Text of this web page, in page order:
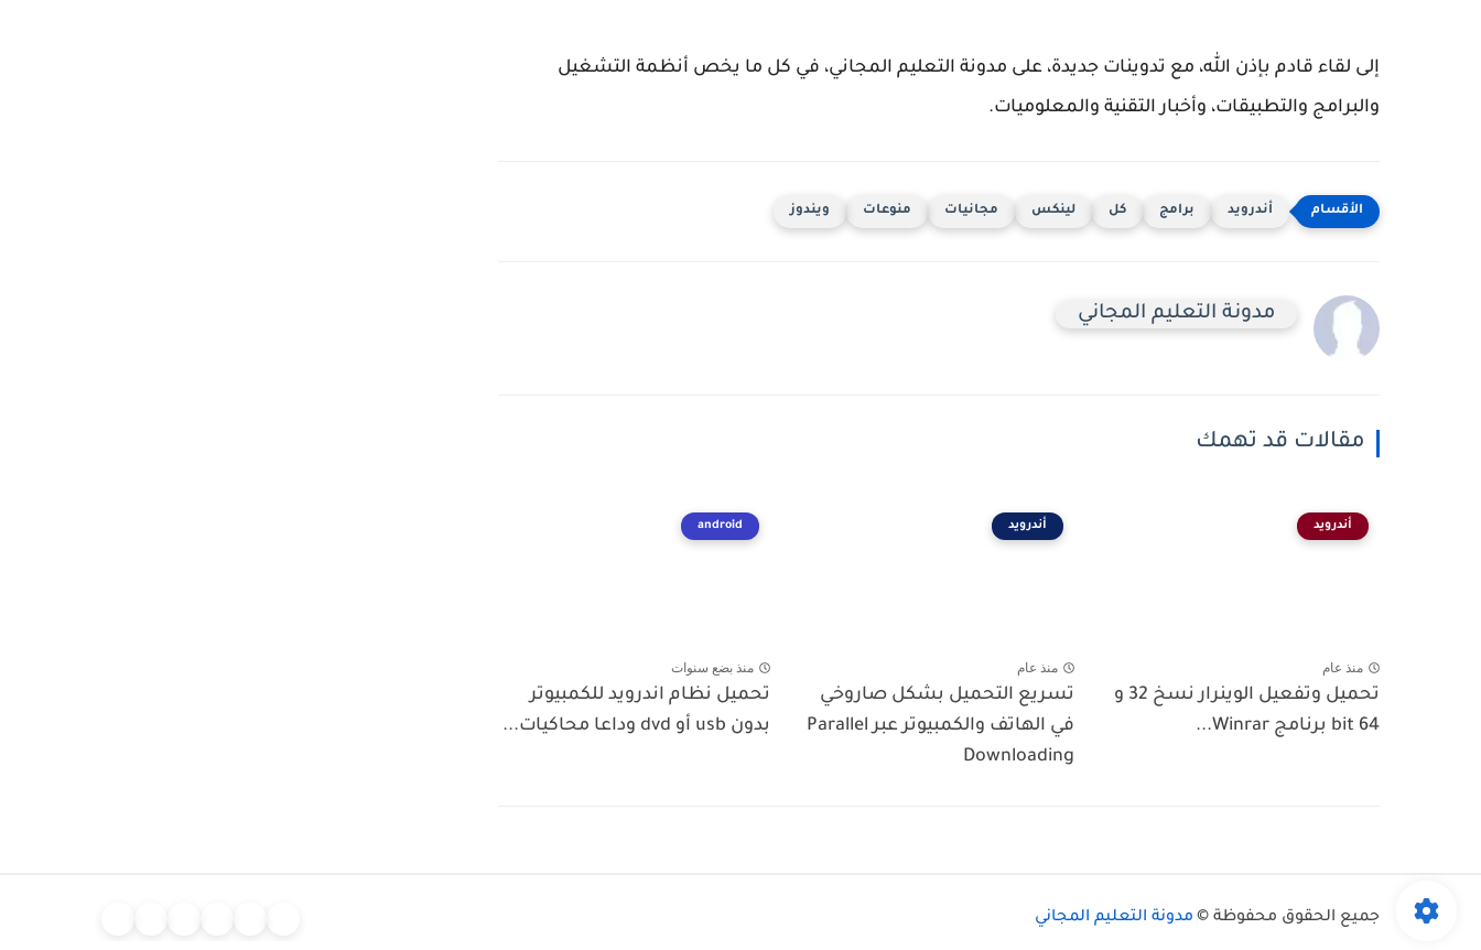
إلى لقاء قادم بإذن الله، مع تدوينات جديدة، على مدونة التعليم المجاني، في كل ما يخص أنظمة التشغيل
والبرامج والتطبيقات، وأخبار التقنية والمعلوميات.
أندرويد برامج كل لينكس مجانيات منوعات ويندوز
مدونة التعليم المجاني
مقالات قد تهمك
أندرويد
منذ عام
تحميل وتفعيل الوينرار نسخ 32 و
64 bit برنامج Winrar...
أندرويد
منذ عام
تسريع التحميل بشكل صاروخي
في الهاتف والكمبيوتر عبر Parallel
Downloading
android
منذ بضع سنوات
تحميل نظام اندرويد للكمبيوتر
بدون usb أو dvd وداعا محاكيات...
جميع الحقوق محفوظة © مدونة التعليم المجاني